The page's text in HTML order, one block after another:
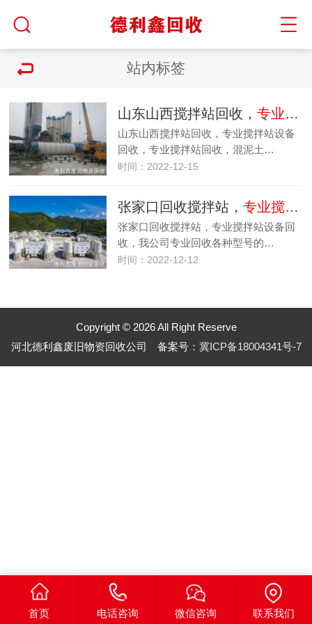
站内标签
山东山西搅拌站回收， 专业搅拌站设备回收
山东山西搅拌站回收，专业搅拌站设备
回收，专业搅拌站回收，混泥土…
时间：2022-12-15
张家口回收搅拌站， 专业搅拌站设备回收
张家口回收搅拌站，专业搅拌站设备回
收，我公司专业回收各种型号的…
时间：2022-12-12
Copyright © 2026 All Right Reserve
河北德利鑫废旧物资回收公司 备案号： 冀ICP备18004341号-7
首页 电话咨询 微信咨询 联系我们